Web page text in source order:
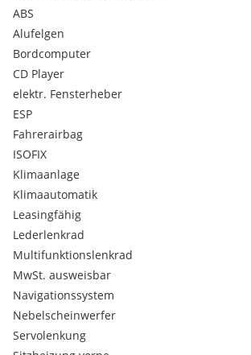
Multifunktionslenkrad
Elektrische Heckklappe
Tempomat mit Bremsfunktion
Tempomat
Leichtmetallfelgen
Klimaautomatik
Elektronisches Stabilitätsprogramm
Nebelscheinwerfer
Bordcomputer
Sportpaket
Kindersitzbefestigung Isofix
Navigationssystem
Radio und CD
Sitzheizung
Dachreling
Durchladesystem
Einparkhilfe
Lederlenkrad
elektr. Fensterheber
ABS
Alufelgen
Bordcomputer
CD Player
elektr. Fensterheber
ESP
Fahrerairbag
ISOFIX
Klimaanlage
Klimaautomatik
Leasingfähig
Lederlenkrad
Multifunktionslenkrad
MwSt. ausweisbar
Navigationssystem
Nebelscheinwerfer
Servolenkung